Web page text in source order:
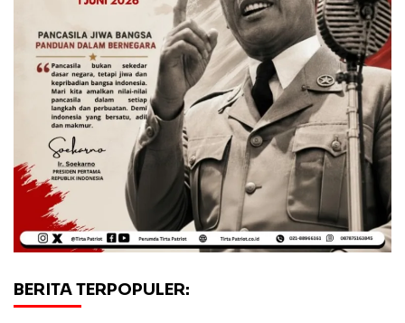
BERITA TERPOPULER: